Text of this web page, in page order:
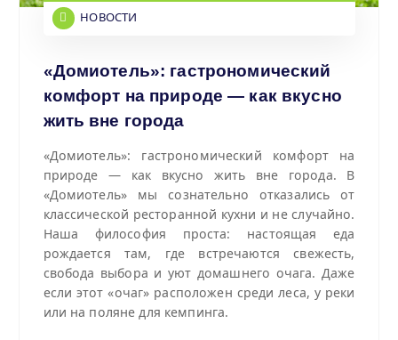
НОВОСТИ
«Домиотель»: гастрономический
комфорт на природе — как вкусно
жить вне города
«Домиотель»: гастрономический комфорт на
природе — как вкусно жить вне города. В
«Домиотель» мы сознательно отказались от
классической ресторанной кухни и не случайно.
Наша философия проста: настоящая еда
рождается там, где встречаются свежесть,
свобода выбора и уют домашнего очага. Даже
если этот «очаг» расположен среди леса, у реки
или на поляне для кемпинга.